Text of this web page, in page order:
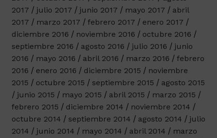
2017
julio 2017 junio 2017 mayo 2017
abril
2017
marzo 2017 febrero 2017
enero 2017
diciembre 2016
noviembre 2016
octubre 2016
septiembre 2016
agosto 2016 julio 2016
junio
2016
mayo 2016 abril 2016 marzo 2016
febrero
2016
enero 2016 diciembre 2015
noviembre
2015
octubre 2015 septiembre 2015
agosto 2015
junio 2015
mayo 2015 abril 2015
marzo 2015
febrero 2015
diciembre 2014
noviembre 2014
octubre 2014
septiembre 2014 agosto 2014
julio
2014
junio 2014 mayo 2014 abril 2014
marzo